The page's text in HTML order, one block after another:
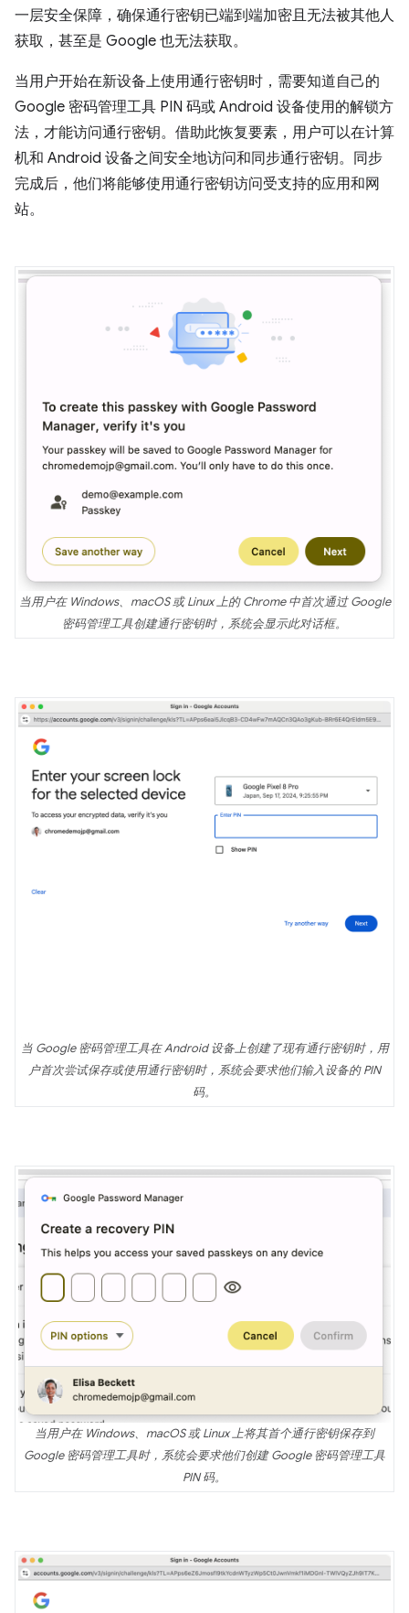
一层安全保障，确保通行密钥已端到端加密且无法被其他人
获取，甚至是 Google 也无法获取。
当用户开始在新设备上使用通行密钥时，需要知道自己的
Google 密码管理工具 PIN 码或 Android 设备使用的解锁方
法，才能访问通行密钥。借助此恢复要素，用户可以在计算
机和 Android 设备之间安全地访问和同步通行密钥。同步
完成后，他们将能够使用通行密钥访问受支持的应用和网
站。
当用户在 Windows、macOS 或 Linux 上的 Chrome 中首次通过 Google
密码管理工具创建通行密钥时，系统会显示此对话框。
当 Google 密码管理工具在 Android 设备上创建了现有通行密钥时，用
户首次尝试保存或使用通行密钥时，系统会要求他们输入设备的 PIN
码。
当用户在 Windows、macOS 或 Linux 上将其首个通行密钥保存到
Google 密码管理工具时，系统会要求他们创建 Google 密码管理工具
PIN 码。